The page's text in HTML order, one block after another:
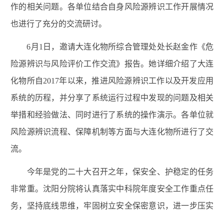
作的相关问题。各单位结合自身风险源辨识工作开展情况
也进行了充分的交流研讨。
6月1日，邀请大连化物所综合管理处处长赵金作《危
险源辨识与风险评价工作交流》报告。她详细介绍了大连
化物所自2017年以来，推进风险源辨识工作以及开发应用
系统的历程，并分享了系统运行过程中发现的问题及相关
举措和经验做法、同时进行了系统的操作演示。各单位就
风险源辨识流程、保障机制等方面与大连化物所进行了交
流。
今年是党的二十大召开之年，保安全、护稳定的任务
非常重。沈阳分院将认真落实中科院年度安全工作重点任
务，坚持底线思维，牢固树立安全保密意识，进一步压实